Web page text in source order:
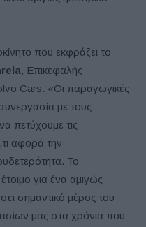
που εκφράζει το
, Επικεφαλής
Cars. «Οι παραγωγικές
με τους
πετύχουμε τις
αφορά την
Το
για ένα αμιγώς
σημαντικό μέρος του
μας στα χρόνια που